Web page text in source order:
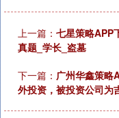
上一篇： 七星策略APP
真题_学长_盗墓
下一篇： 广州华鑫策略
外投资，被投资公司为